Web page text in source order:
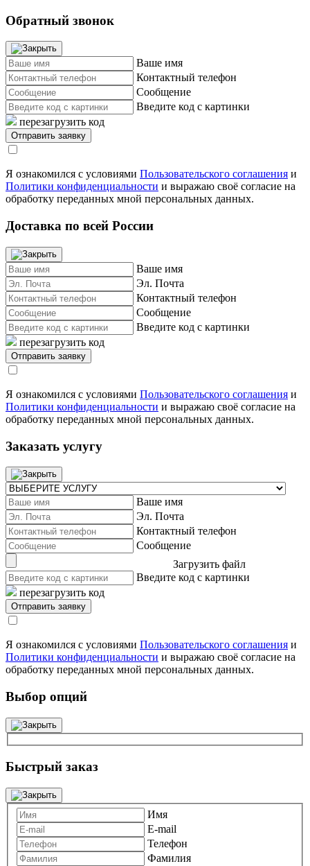
Обратный звонок
Ваше имя
Контактный телефон
Сообщение
Введите код с картинки
перезагрузить код
Я ознакомился с условиями Пользовательского соглашения и
Политики конфиденциальности и выражаю своё согласие на
обработку переданных мной персональных данных.
Доставка по всей России
Ваше имя
Эл. Почта
Контактный телефон
Сообщение
Введите код с картинки
перезагрузить код
Я ознакомился с условиями Пользовательского соглашения и
Политики конфиденциальности и выражаю своё согласие на
обработку переданных мной персональных данных.
Заказать услугу
Ваше имя
Эл. Почта
Контактный телефон
Сообщение
Загрузить файл
Введите код с картинки
перезагрузить код
Я ознакомился с условиями Пользовательского соглашения и
Политики конфиденциальности и выражаю своё согласие на
обработку переданных мной персональных данных.
Выбор опций
Быстрый заказ
Имя
E-mail
Телефон
Фамилия